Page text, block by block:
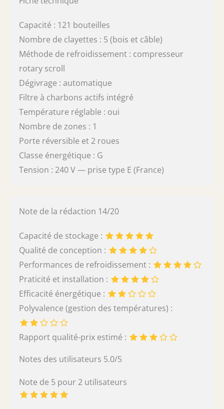
Capacité : 121 bouteilles
Nombre de clayettes : 5 (bois et câble)
Méthode de refroidissement : compresseur
rotary scroll
Dégivrage : automatique
Filtre à charbons actifs intégré
Température réglable : oui
Nombre de zones : 1
Porte réversible et 2 roues
Classe énergétique : G
Tension : 240 V — prise type E (France)
Note de la rédaction 14/20
Capacité de stockage :
Qualité de conception :
Performances de refroidissement :
Praticité et installation :
Efficacité énergétique :
Polyvalence (gestion des températures) :
Rapport qualité-prix estimé :
Notes des utilisateurs 5.0/5
Note de 5 pour 2 utilisateurs